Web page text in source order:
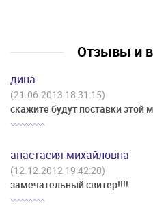
Отзывы и
дина
(21.06.2013 18:31:15)
скажите будут поставки этой
анастасия михайловна
(12.12.2012 19:42:20)
замечательный свитер!!!!